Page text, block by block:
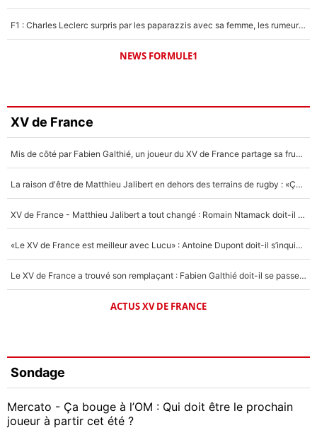
F1 : Charles Leclerc surpris par les paparazzis avec sa femme, les rumeurs étaient vraies !
NEWS FORMULE1
XV de France
Mis de côté par Fabien Galthié, un joueur du XV de France partage sa frustration : «ils ne me l’ont pas dit tout de suite»
La raison d'être de Matthieu Jalibert en dehors des terrains de rugby : «Ça m'atteint autant que si tu touches à un membre de ma famille»
XV de France - Matthieu Jalibert a tout changé : Romain Ntamack doit-il s’inquiéter pour sa place à un an de la Coupe du monde ?
«Le XV de France est meilleur avec Lucu» : Antoine Dupont doit-il s’inquiéter pour sa place ?
Le XV de France a trouvé son remplaçant : Fabien Galthié doit-il se passer d'Antoine Dupont ?
ACTUS XV DE FRANCE
Sondage
Mercato - Ça bouge à l’OM : Qui doit être le prochain
joueur à partir cet été ?